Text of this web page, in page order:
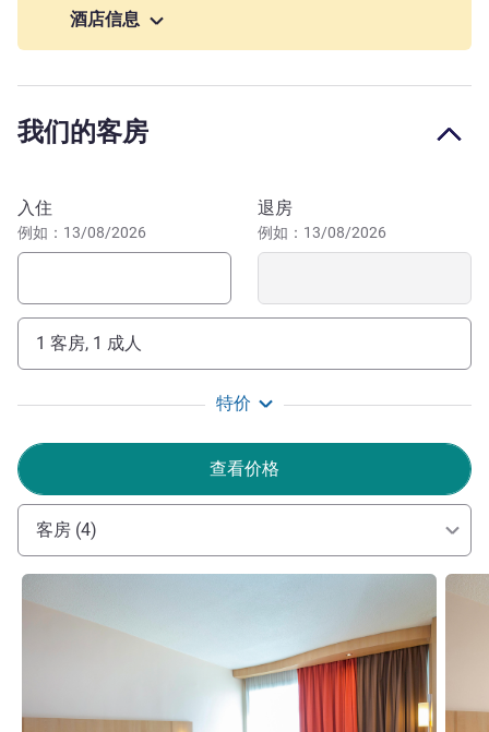
距 A7 高速公路 25 号出口 5 分钟路程，距阿维尼翁 TGV 火
山：43.5 公里。公寓小镇：30 分钟。品尝我们地区的知名
所：戈尔德、鲁西永、路马兰、梅内尔伯、碧泉村。阿尔皮
入住宜必思卡瓦永吕贝宏门酒店，游览吕贝隆和阿尔皮
勒。地理位置优越，您可以欣赏普罗旺斯中心丰富的景观和
Magali MUBIAYI 酒店管理
酒店信息
我们的客房
预订此酒店
入住
例如：13/08/2026
退房
例如：13/08/2026
1 客房, 1 成人
特价
查看价格
客房 (4)
请参阅详情 请参